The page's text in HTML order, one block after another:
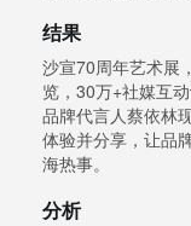
结果
沙宣70周年艺术展
览，30万+社媒互动
品牌代言人蔡依林
体验并分享，让品
海热事。
分析